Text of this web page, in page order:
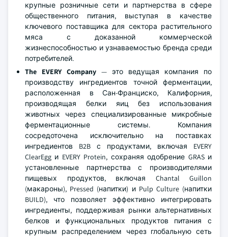
крупные розничные сети и партнерства в сфере
общественного питания, выступая в качестве
ключевого поставщика для сектора растительного
мяса с доказанной коммерческой
жизнеспособностью и узнаваемостью бренда среди
потребителей.
The EVERY Company — это ведущая компания по
производству ингредиентов точной ферментации,
расположенная в Сан-Франциско, Калифорния,
производящая белки яиц без использования
животных через специализированные микробные
ферментационные системы. Компания
сосредоточена исключительно на поставках
ингредиентов B2B с продуктами, включая EVERY
ClearEgg и EVERY Protein, сохраняя одобрение GRAS и
установленные партнерства с производителями
пищевых продуктов, включая Chantal Guillon
(макароны), Pressed (напитки) и Pulp Culture (напитки
BUILD), что позволяет эффективно интегрировать
ингредиенты, поддерживая рынки альтернативных
белков и функциональных продуктов питания с
крупным распределением через глобальную сеть